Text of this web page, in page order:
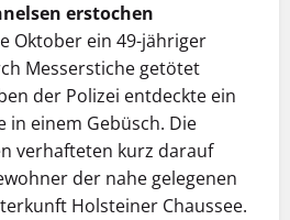
erstochen
Oktober ein 49-jähriger
Messerstiche getötet
der Polizei entdeckte ein
in einem Gebüsch. Die
verhafteten kurz darauf
der nahe gelegenen
Holsteiner Chaussee.